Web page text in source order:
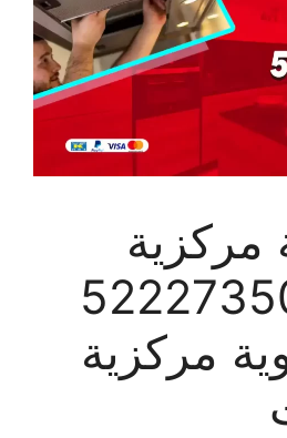
مركزية
52227350
مركزية